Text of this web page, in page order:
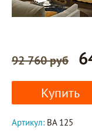
92 760 руб
Купить
Артикул: BA 125